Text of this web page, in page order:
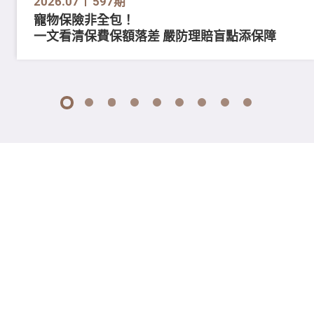
寵物保險非全包！
一文看清保費保額落差 嚴防理賠盲點添保障
1 2 3 4 5 6 7 8 9